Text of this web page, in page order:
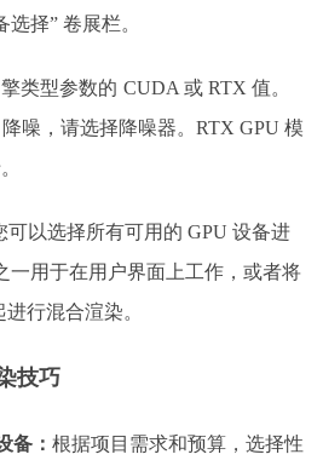
选择” 卷展栏。
类型参数的 CUDA 或 RTX 值。
噪，请选择降噪器。RTX GPU 模
可以选择所有可用的 GPU 设备进
一用于在用户界面上工作，或者将
行混合渲染。
技巧
备： 根据项目需求和预算，选择性